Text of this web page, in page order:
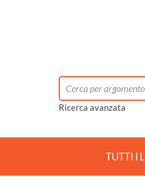
Ricerca avanzata
TUTTI I